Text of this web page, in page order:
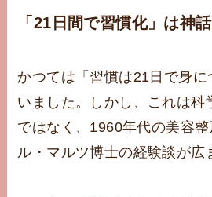
「21日間で習慣化」は神
かつては「習慣は21日で身に
いました。しかし、これは科
ではなく、1960年代の美容
ル・マルツ博士の経験談が広